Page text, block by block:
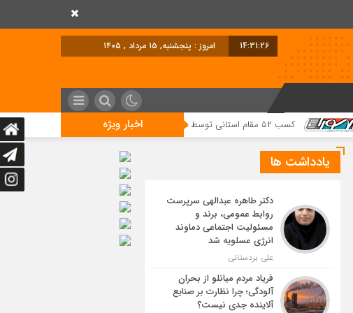
14:31:27 امروز : پنجشنبه, ۱۵ مرداد , ۱۴۰۵
اخبار ویژه کسب ۵۲ مقام استانی توسط دانش‌آموزان و فرهنگیان بردخون در جشنواره «یاریگران زندگی»
یادداشت ها
دکتر طاهره عبدالهی سرپرست
روابط عمومی، برند و
مسئولیت اجتماعی دماوند
انرژی عسلویه شد
علی بردستانی
فریاد مردم میانلو از بحران
آلودگی؛ چرا نظارت بر صنایع
آلاینده جدی نیست؟